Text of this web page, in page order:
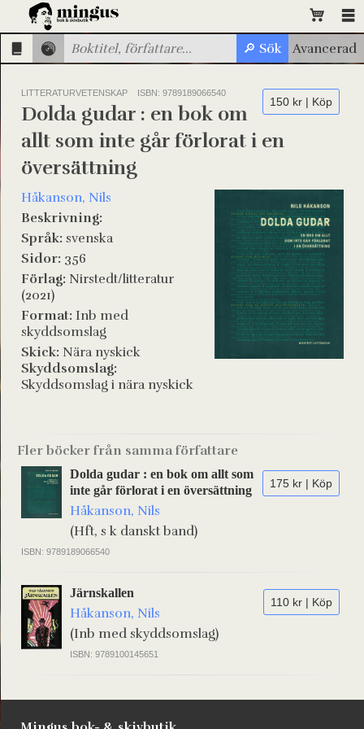
LITTERATURVETENSKAP ISBN: 9789189066540
150 kr | Köp
Dolda gudar : en bok om
allt som inte går förlorat i en
översättning
Håkanson, Nils
Beskrivning:
Språk: svenska
Sidor: 356
Förlag: Nirstedt/litteratur
(2021)
Format: Inb med
skyddsomslag
Skick: Nära nyskick
Skyddsomslag:
Skyddsomslag i nära nyskick
Fler böcker från samma författare
175 kr | Köp
Dolda gudar : en bok om allt som
inte går förlorat i en översättning
Håkanson, Nils
(Hft, s k danskt band)
ISBN: 9789189066540
110 kr | Köp
Järnskallen
Håkanson, Nils
(Inb med skyddsomslag)
ISBN: 9789100145651